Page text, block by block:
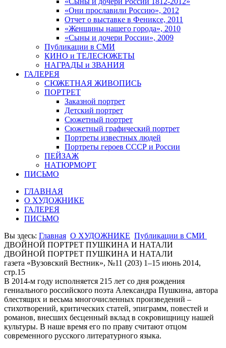
«Они прославили Россию», 2012
Отчет о выставке в Фениксе, 2011
«Женщины нашего города», 2010
«Сыны и дочери России», 2009
Публикации в СМИ
КИНО и ТЕЛЕСЮЖЕТЫ
НАГРАДЫ и ЗВАНИЯ
ГАЛЕРЕЯ
СЮЖЕТНАЯ ЖИВОПИСЬ
ПОРТРЕТ
Заказной портрет
Детский портрет
Сюжетный портрет
Сюжетный графический портрет
Портреты известных людей
Портреты героев СССР и России
ПЕЙЗАЖ
НАТЮРМОРТ
ПИСЬМО
ГЛАВНАЯ
О ХУДОЖНИКЕ
ГАЛЕРЕЯ
ПИСЬМО
Вы здесь: Главная О ХУДОЖНИКЕ Публикации в СМИ
ДВОЙНОЙ ПОРТРЕТ ПУШКИНА И НАТАЛИ
ДВОЙНОЙ ПОРТРЕТ ПУШКИНА И НАТАЛИ
газета «Вузовский Вестник», №11 (203) 1–15 июнь 2014,
стр.15
В 2014-м году исполняется 215 лет со дня рождения
гениального российского поэта Александра Пушкина, автора
блестящих и весьма многочисленных произведений –
стихотворений, критических статей, эпиграмм, повестей и
романов, внесших бесценный вклад в сокровищницу нашей
культуры. В наше время его по праву считают отцом
современного русского литературного языка.